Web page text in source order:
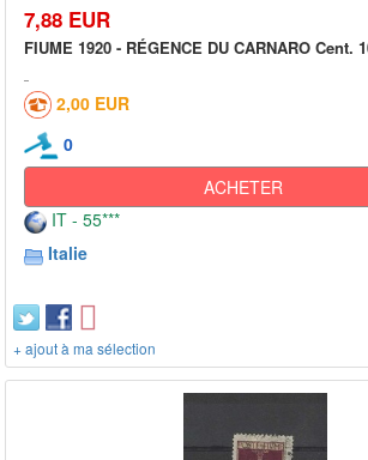
7,88 EUR
FIUME 1920 - RÉGENCE DU CARNARO Cent.
2,00 EUR
0
ACHETER
IT - 55***
Italie
+ ajout à ma sélection